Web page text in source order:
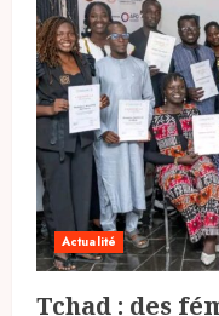
Actualité
Tchad : des